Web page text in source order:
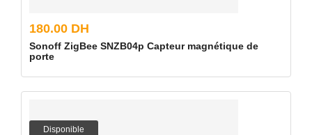
180.00 DH
Sonoff ZigBee SNZB04p Capteur magnétique de
porte
Disponible